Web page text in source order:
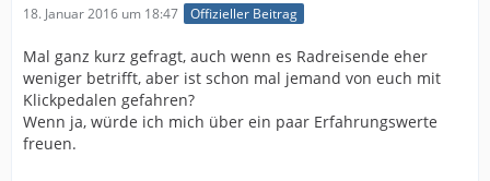
18. Januar 2016 um 18:47 Offizieller Beitrag
Mal ganz kurz gefragt, auch wenn es Radreisende eher
weniger betrifft, aber ist schon mal jemand von euch mit
Klickpedalen gefahren?
Wenn ja, würde ich mich über ein paar Erfahrungswerte
freuen.